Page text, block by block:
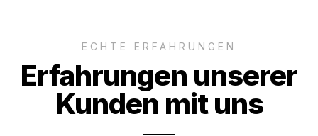
ECHTE ERFAHRUNGEN
Erfahrungen unserer
Kunden mit uns